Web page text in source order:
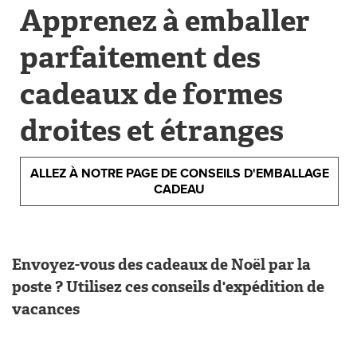
Apprenez à emballer
parfaitement des
cadeaux de formes
droites et étranges
ALLEZ À NOTRE PAGE DE CONSEILS D'EMBALLAGE
CADEAU
Envoyez-vous des cadeaux de Noël par la
poste ? Utilisez ces conseils d'expédition de
vacances